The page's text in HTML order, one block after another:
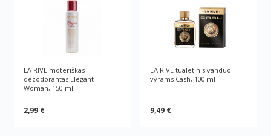
LA RIVE moteriškas
dezodorantas Elegant
Woman, 150 ml
2,99 €
LA RIVE tualetinis vanduo
vyrams Cash, 100 ml
9,49 €